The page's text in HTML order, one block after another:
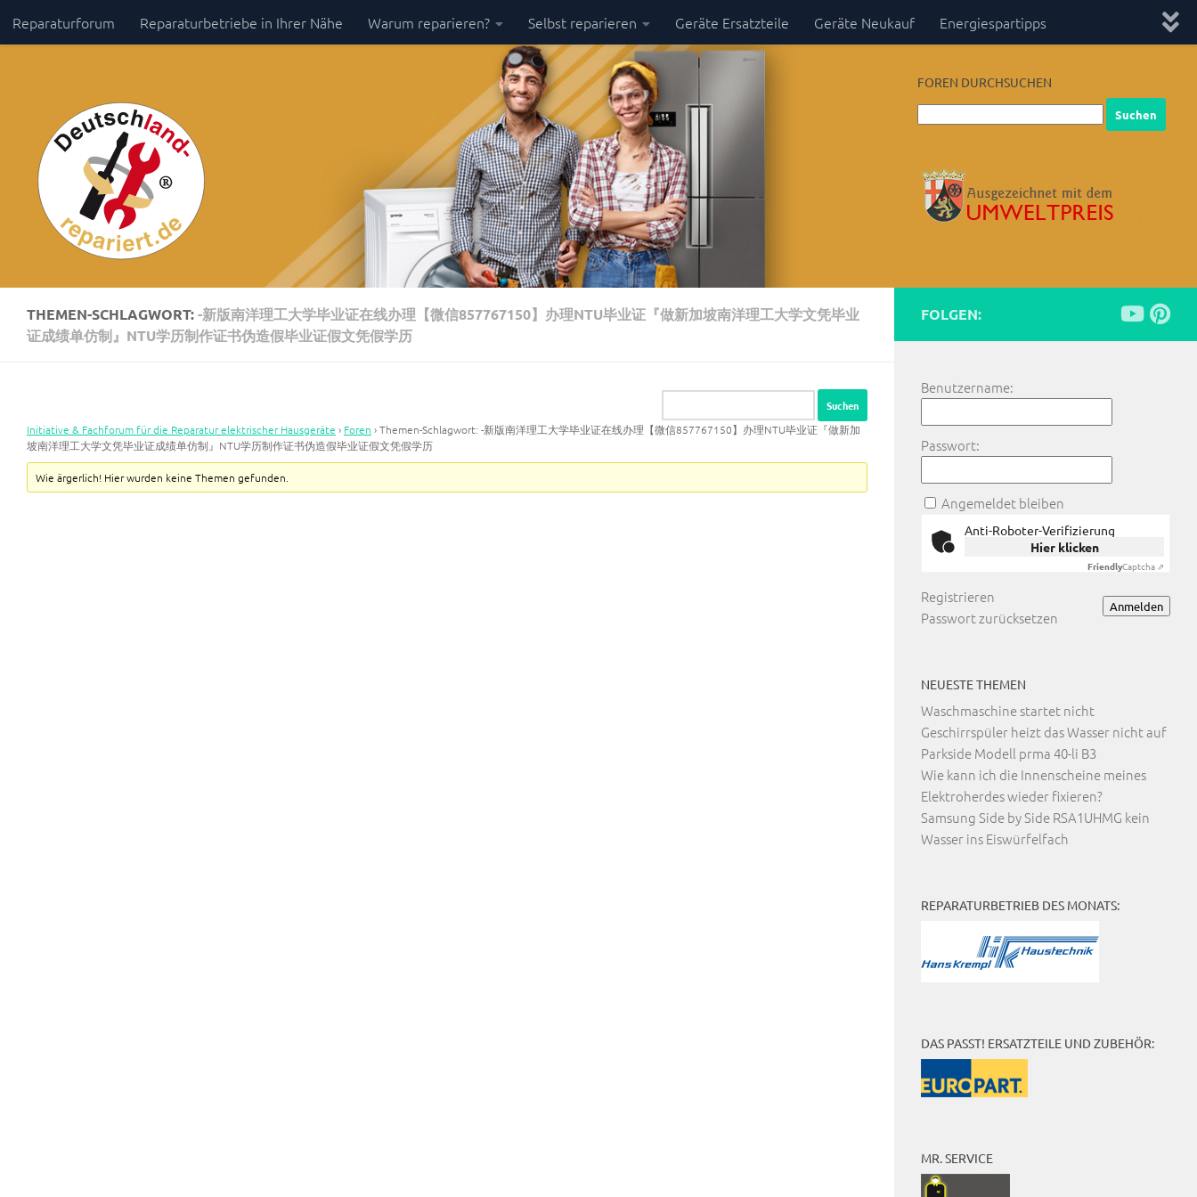
Zum Inhalt springen
Reparaturforum Reparaturbetriebe in Ihrer Nähe Warum reparieren? Selbst reparieren Geräte Ersatzteile Geräte Neukauf Energiespartipps
FOREN DURCHSUCHEN
THEMEN-SCHLAGWORT:-新版南洋理工大学毕业证在线办理【微信857767150】办理NTU毕业证『做新加坡南洋理工大学文凭毕业
证成绩单仿制』NTU学历制作证书伪造假毕业证假文凭假学历
Initiative & Fachforum für die Reparatur elektrischer Hausgeräte › Foren ›Themen-Schlagwort: -新版南洋理工大学毕业证在线办理【微信857767150】办理NTU毕业证『做新加
坡南洋理工大学文凭毕业证成绩单仿制』NTU学历制作证书伪造假毕业证假文凭假学历
Wie ärgerlich! Hier wurden keine Themen gefunden.
FOLGEN:
Benutzername:
Passwort:
Angemeldet bleiben
Anti-Roboter-Verifizierung
Hier klicken
FriendlyCaptcha ⇗
Anmelden
Registrieren
Passwort zurücksetzen
NEUESTE THEMEN
Waschmaschine startet nicht
Geschirrspüler heizt das Wasser nicht auf
Parkside Modell prma 40-li B3
Wie kann ich die Innenscheine meines
Elektroherdes wieder fixieren?
Samsung Side by Side RSA1UHMG kein
Wasser ins Eiswürfelfach
REPARATURBETRIEB DES MONATS:
DAS PASST! ERSATZTEILE UND ZUBEHÖR:
MR. SERVICE